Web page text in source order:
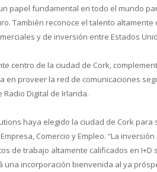
papel fundamental en todo el mundo
También reconoce el talento altamente
y de inversión entre Estados
centro de la ciudad de Cork,
en proveer la red de comunicaciones
Digital de Irlanda.
haya elegido la ciudad de Cork
Comercio y Empleo. “La
de trabajo altamente calificados en
una incorporación bienvenida al ya